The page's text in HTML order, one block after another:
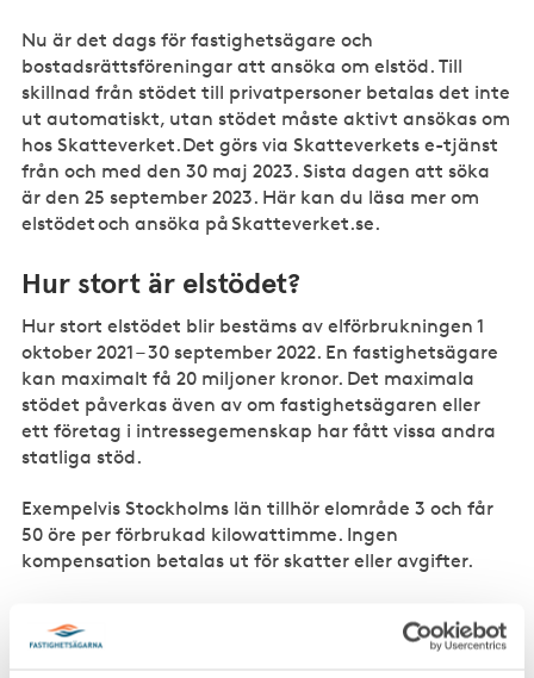
Nu är det dags för fastighetsägare och
bostadsrättsföreningar att ansöka om elstöd. Till
skillnad från stödet till privatpersoner betalas det inte
ut automatiskt, utan stödet måste aktivt ansökas om
hos Skatteverket. Det görs via Skatteverkets e-tjänst
från och med den 30 maj 2023. Sista dagen att söka
är den 25 september 2023. Här kan du läsa mer om
elstödet och ansöka på Skatteverket.se.
Hur stort är elstödet?
Hur stort elstödet blir bestäms av elförbrukningen 1
oktober 2021 – 30 september 2022. En fastighetsägare
kan maximalt få 20 miljoner kronor. Det maximala
stödet påverkas även av om fastighetsägaren eller
ett företag i intressegemenskap har fått vissa andra
statliga stöd.
Exempelvis Stockholms län tillhör elområde 3 och får
50 öre per förbrukad kilowattimme. Ingen
kompensation betalas ut för skatter eller avgifter.
bostadsrättsföreningar, näringsidkare